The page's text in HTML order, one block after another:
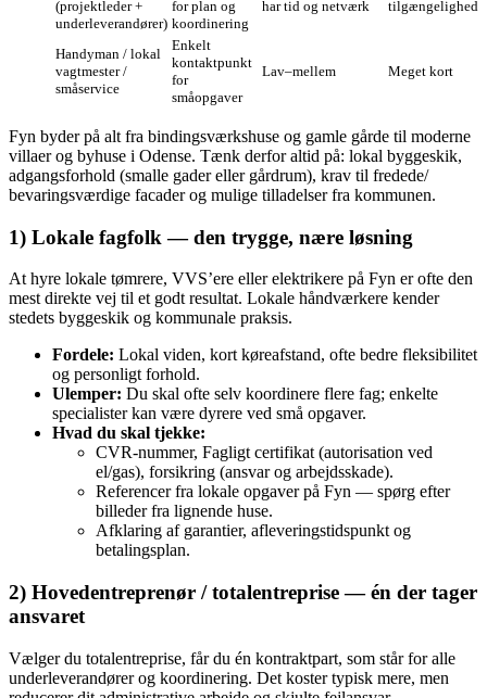
(projektleder +
underleverandører)
for plan og
koordinering
har tid og netværk
tilgængelighed
Handyman / lokal
vagtmester /
småservice
Enkelt
kontaktpunkt
for
småopgaver
Lav–mellem Meget kort
Fyn byder på alt fra bindingsværkshuse og gamle gårde til moderne
villaer og byhuse i Odense. Tænk derfor altid på: lokal byggeskik,
adgangsforhold (smalle gader eller gårdrum), krav til fredede/
bevaringsværdige facader og mulige tilladelser fra kommunen.
1) Lokale fagfolk — den trygge, nære løsning
At hyre lokale tømrere, VVS’ere eller elektrikere på Fyn er ofte den
mest direkte vej til et godt resultat. Lokale håndværkere kender
stedets byggeskik og kommunale praksis.
Fordele: Lokal viden, kort køreafstand, ofte bedre fleksibilitet
og personligt forhold.
Ulemper: Du skal ofte selv koordinere flere fag; enkelte
specialister kan være dyrere ved små opgaver.
Hvad du skal tjekke:
CVR‑nummer, Fagligt certifikat (autorisation ved
el/gas), forsikring (ansvar og arbejdsskade).
Referencer fra lokale opgaver på Fyn — spørg efter
billeder fra lignende huse.
Afklaring af garantier, afleveringstidspunkt og
betalingsplan.
2) Hovedentreprenør / totalentreprise — én der tager
ansvaret
Vælger du totalentreprise, får du én kontraktpart, som står for alle
underleverandører og koordinering. Det koster typisk mere, men